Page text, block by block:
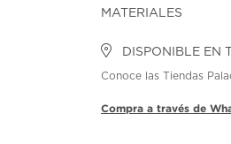
MATERIALES
DISPONIBLE EN
Conoce las Tiendas
Compra a través de